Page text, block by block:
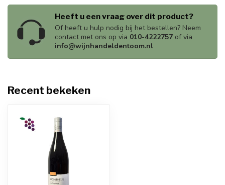
Heeft u een vraag over dit product?
Of heeft u hulp nodig bij het bestellen? Neem
contact met ons op via 010-4222757 of via
info@wijnhandeldentoom.nl
Recent bekeken